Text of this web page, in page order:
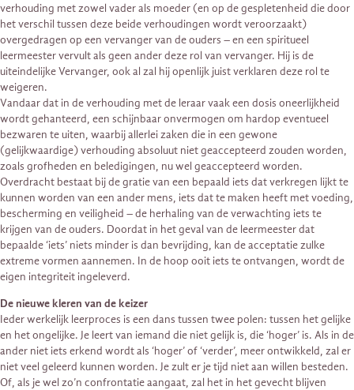
verhouding met zowel vader als moeder (en op de gespletenheid die door
het verschil tussen deze beide verhoudingen wordt veroorzaakt)
overgedragen op een vervanger van de ouders – en een spiritueel
leermeester vervult als geen ander deze rol van vervanger. Hij is de
uiteindelijke Vervanger, ook al zal hij openlijk juist verklaren deze rol te
weigeren.
Vandaar dat in de verhouding met de leraar vaak een dosis oneerlijkheid
wordt gehanteerd, een schijnbaar onvermogen om hardop eventueel
bezwaren te uiten, waarbij allerlei zaken die in een gewone
(gelijkwaardige) verhouding absoluut niet geaccepteerd zouden worden,
zoals grofheden en beledigingen, nu wel geaccepteerd worden.
Overdracht bestaat bij de gratie van een bepaald iets dat verkregen lijkt te
kunnen worden van een ander mens, iets dat te maken heeft met voeding,
bescherming en veiligheid – de herhaling van de verwachting iets te
krijgen van de ouders. Doordat in het geval van de leermeester dat
bepaalde ‘iets’ niets minder is dan bevrijding, kan de acceptatie zulke
extreme vormen aannemen. In de hoop ooit iets te ontvangen, wordt de
eigen integriteit ingeleverd.
De nieuwe kleren van de keizer
Ieder werkelijk leerproces is een dans tussen twee polen: tussen het gelijke
en het ongelijke. Je leert van iemand die niet gelijk is, die ‘hoger’ is. Als in de
ander niet iets erkend wordt als ‘hoger’ of ‘verder’, meer ontwikkeld, zal er
niet veel geleerd kunnen worden. Je zult er je tijd niet aan willen besteden.
Of, als je wel zo’n confrontatie aangaat, zal het in het gevecht blijven